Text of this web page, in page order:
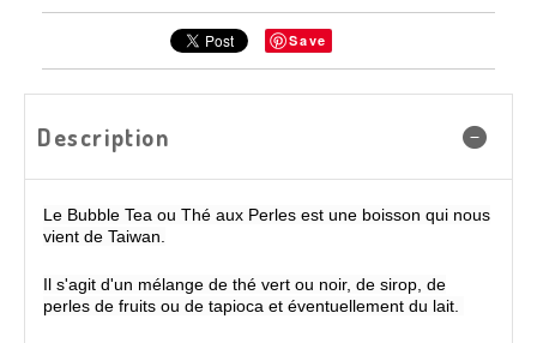
Save
Description
Le Bubble Tea ou Thé aux Perles est une boisson qui nous
vient de Taiwan.
Il s'agit d'un mélange de thé vert ou noir, de sirop, de
perles de fruits ou de tapioca et éventuellement du lait.